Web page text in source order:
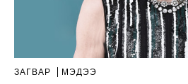
ЗАГВАР МЭДЭЭ